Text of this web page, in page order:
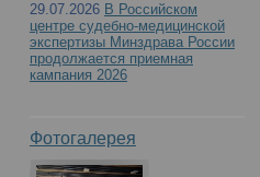
29.07.2026 В Российском
центре судебно-медицинской
экспертизы Минздрава России
продолжается приемная
кампания 2026
Фотогалерея